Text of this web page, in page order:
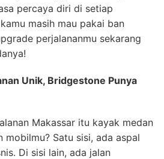
percaya diri di setiap
masih mau pakai ban
perjalananmu sekarang
Unik, Bridgestone Punya
Makassar itu kayak medan
mobilmu? Satu sisi, ada aspal
Di sisi lain, ada jalan